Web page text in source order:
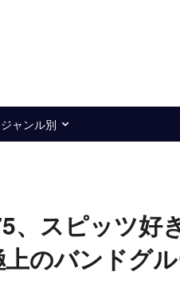
ジャンル別
、スピッツ好
のバンドグ